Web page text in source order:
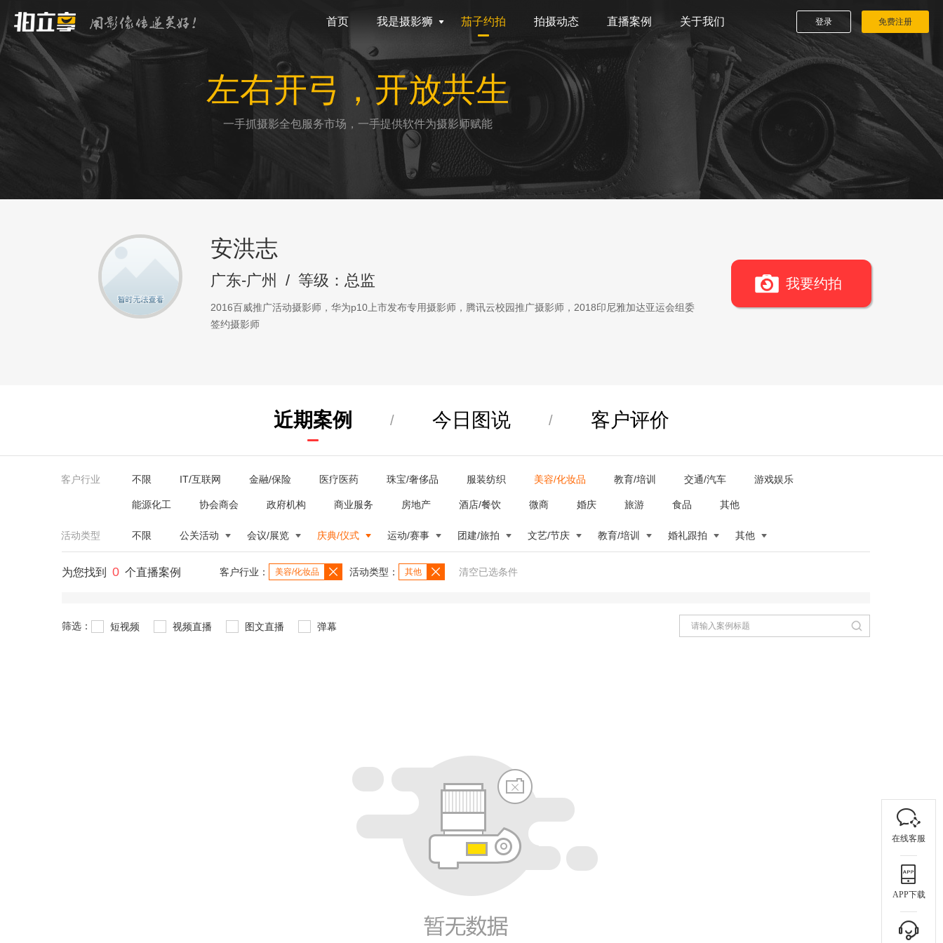
首页 我是摄影狮 茄子约拍 拍摄动态 直播案例 关于我们 登录 免费注册
左右开弓，开放共生
一手抓摄影全包服务市场，一手提供软件为摄影师赋能
安洪志
广东-广州 / 等级：总监
2016百威推广活动摄影师，华为p10上市发布专用摄影师，腾讯云校园推广摄影师，2018印尼雅加达亚运会组委
签约摄影师
我要约拍
近期案例 / 今日图说 / 客户评价
客户行业 不限 IT/互联网 金融/保险 医疗医药 珠宝/奢侈品 服装纺织 美容/化妆品 教育/培训 交通/汽车 游戏娱乐
能源化工 协会商会 政府机构 商业服务 房地产 酒店/餐饮 微商 婚庆 旅游 食品 其他
活动类型 不限 公关活动 会议/展览 庆典/仪式 运动/赛事 团建/旅拍 文艺/节庆 教育/培训 婚礼跟拍 其他
为您找到 0 个直播案例 客户行业： 美容/化妆品 活动类型： 其他 清空已选条件
筛选： 短视频 视频直播 图文直播 弹幕
在线客服
APP下载